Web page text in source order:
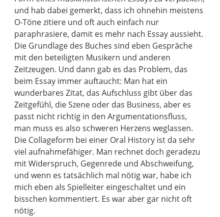
und hab dabei gemerkt, dass ich ohnehin meistens
O-Töne zitiere und oft auch einfach nur
paraphrasiere, damit es mehr nach Essay aussieht.
Die Grundlage des Buches sind eben Gespräche
mit den beteiligten Musikern und anderen
Zeitzeugen. Und dann gab es das Problem, das
beim Essay immer auftaucht: Man hat ein
wunderbares Zitat, das Aufschluss gibt über das
Zeitgefühl, die Szene oder das Business, aber es
passt nicht richtig in den Argumentationsfluss,
man muss es also schweren Herzens weglassen.
Die Collageform bei einer Oral History ist da sehr
viel aufnahmefähiger. Man rechnet doch geradezu
mit Widerspruch, Gegenrede und Abschweifung,
und wenn es tatsächlich mal nötig war, habe ich
mich eben als Spielleiter eingeschaltet und ein
bisschen kommentiert. Es war aber gar nicht oft
nötig.